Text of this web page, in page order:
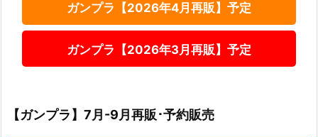
ガンプラ【2026年4月再販】予定
ガンプラ【2026年3月再販】予定
【ガンプラ】7月-9月再販･予約販売